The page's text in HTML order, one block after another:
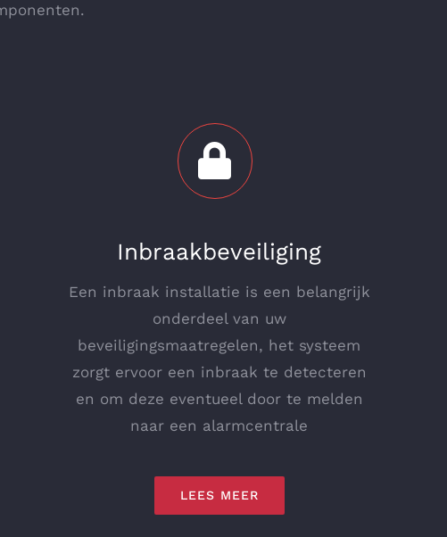
Inbraakbeveiliging
Een inbraak installatie is een belangrijk
onderdeel van uw
beveiligingsmaatregelen, het systeem
zorgt ervoor een inbraak te detecteren
en om deze eventueel door te melden
naar een alarmcentrale
LEES MEER